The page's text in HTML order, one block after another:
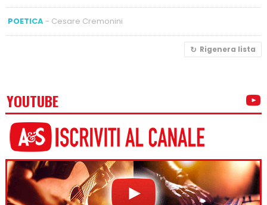
POETICA- Cesare Cremonini
Rigenera lista
YOUTUBE